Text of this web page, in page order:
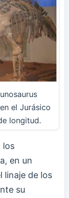
el Jurásico
longitud.
los
en un
linaje de los
su